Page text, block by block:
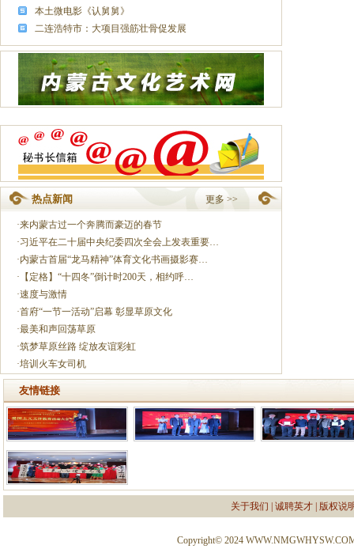
本土微电影《认舅舅》
二连浩特市：大项目强筋壮骨促发展
热点新闻 更多 >>
·来内蒙古过一个奔腾而豪迈的春节
·习近平在二十届中央纪委四次全会上发表重要…
·内蒙古首届“龙马精神”体育文化书画摄影赛…
· 【定格】“十四冬”倒计时200天，相约呼…
·速度与激情
·首府“一节一活动”启幕 彰显草原文化
·最美和声回荡草原
·筑梦草原丝路 绽放友谊彩虹
·培训火车女司机
友情链接
关于我们 诚聘英才 版权说
Copyright© 2024